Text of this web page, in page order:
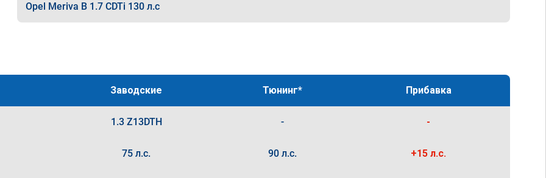
Opel Meriva B 1.7 CDTi 130 л.с
Заводские Тюнинг* Прибавка
1.3 Z13DTH - -
75 л.с. 90 л.с. +15 л.с.